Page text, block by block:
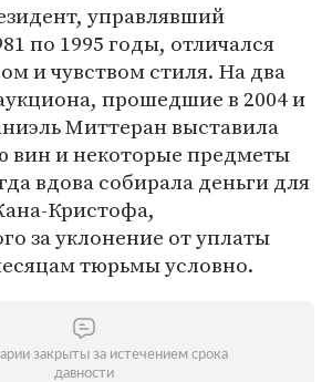
управлявший
по 1995 годы, отличался
и чувством стиля. На два
прошедшие в 2004 и
Миттеран выставила
вин и некоторые предметы
вдова собирала деньги для
Кристофа,
за уклонение от уплаты
тюрьмы условно.
закрыты за истечением срока
давности